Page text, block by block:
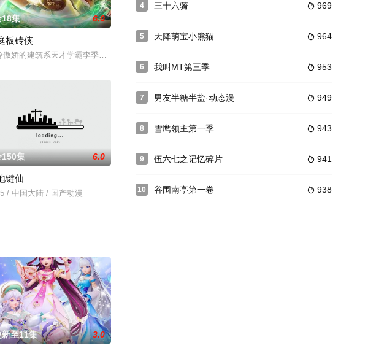
印妖狐……植物、妖兽、元素、亡灵，这是
目，高燃盛夏！暑期追更卷王从我做起，2022腾讯视频动漫年度发布会
禀却不好好修仙，一心只想吃遍天下美食。因缘际会中，墨白与妖怪厨师小黑、师妹星红，三人一起组
18集 6.0
板砖侠
傲娇的建筑系天才学霸李季，被异世界生物闇麒麟绑架到了一个叫魄念空间的秘境，秘境中是一片远古天
是驻守边疆的长城守卫军，还是劫富济贫的
代青年姜浩，为了找寻父亲的下落，踏入史前的大荒。借着自身并不完整的“充
算，残魂沉睡万年之后，在天运大陆南云帝国有名的“废物牧云”身上觉醒。牧云初醒，就受到了学生妙仙
150集 6.0
键仙
/ 中国大陆 / 国产动漫
新至11集 3.0
4  969
三十六骑
5  964
天降萌宝小熊猫
6  953
我叫MT第三季
7  949
男友半糖半盐·动态漫
8  943
雪鹰领主第一季
9  941
伍六七之记忆碎片
10  938
谷围南亭第一卷